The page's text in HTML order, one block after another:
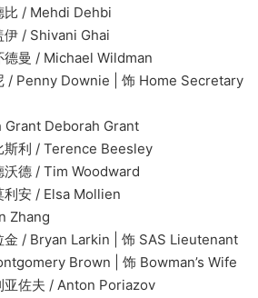
Dehbi
Ghai
Michael Wildman
Downie | 饰 Home Secretary
Deborah Grant
Terence Beesley
Tim Woodward
Elsa Mollien
Larkin | 饰 SAS Lieutenant
Brown | 饰 Bowman’s Wife
/ Anton Poriazov